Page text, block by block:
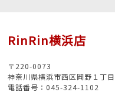
RinRin横浜店
〒220-0073
神奈川県横浜市西区岡野１丁
電話番号：045-324-1102